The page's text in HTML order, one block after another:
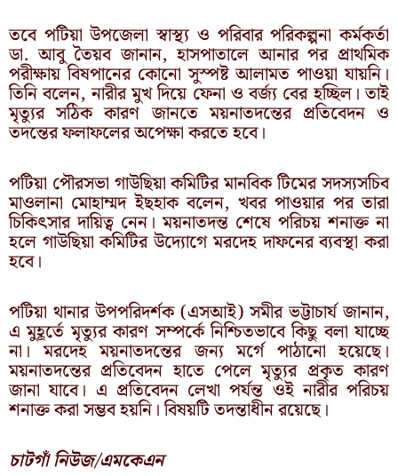
তবে পটিয়া উপজেলা স্বাস্থ্য ও পরিবার পরিকল্পনা কর্মকর্তা
ডা. আবু তৈয়ব জানান, হাসপাতালে আনার পর প্রাথমিক
পরীক্ষায় বিষপানের কোনো সুস্পষ্ট আলামত পাওয়া যায়নি।
তিনি বলেন, নারীর মুখ দিয়ে ফেনা ও বর্জ্য বের হচ্ছিল। তাই
মৃত্যুর সঠিক কারণ জানতে ময়নাতদন্তের প্রতিবেদন ও
তদন্তের ফলাফলের অপেক্ষা করতে হবে।
পটিয়া পৌরসভা গাউছিয়া কমিটির মানবিক টিমের সদস্যসচিব
মাওলানা মোহাম্মদ ইছহাক বলেন, খবর পাওয়ার পর তারা
চিকিৎসার দায়িত্ব নেন। ময়নাতদন্ত শেষে পরিচয় শনাক্ত না
হলে গাউছিয়া কমিটির উদ্যোগে মরদেহ দাফনের ব্যবস্থা করা
হবে।
পটিয়া থানার উপপরিদর্শক (এসআই) সমীর ভট্টাচার্য জানান,
এ মুহূর্তে মৃত্যুর কারণ সম্পর্কে নিশ্চিতভাবে কিছু বলা যাচ্ছে
না। মরদেহ ময়নাতদন্তের জন্য মর্গে পাঠানো হয়েছে।
ময়নাতদন্তের প্রতিবেদন হাতে পেলে মৃত্যুর প্রকৃত কারণ
জানা যাবে। এ প্রতিবেদন লেখা পর্যন্ত ওই নারীর পরিচয়
শনাক্ত করা সম্ভব হয়নি। বিষয়টি তদন্তাধীন রয়েছে।
চাটগাঁ নিউজ/এমকেএন